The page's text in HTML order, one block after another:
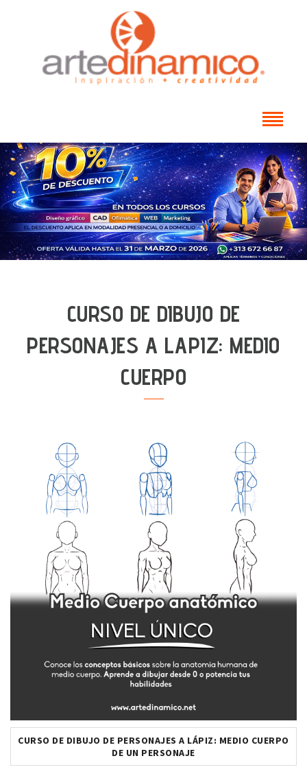
CURSO DE DIBUJO DE
PERSONAJES A LAPIZ: MEDIO
CUERPO
CURSO DE DIBUJO DE PERSONAJES A LÁPIZ: MEDIO CUERPO
DE UN PERSONAJE